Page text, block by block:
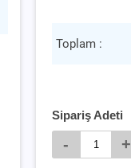
Toplam :
Sipariş Adeti
- +